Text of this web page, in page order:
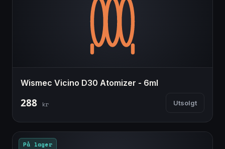
Wismec Vicino D30 Atomizer - 6ml
288 kr Utsolgt
På lager